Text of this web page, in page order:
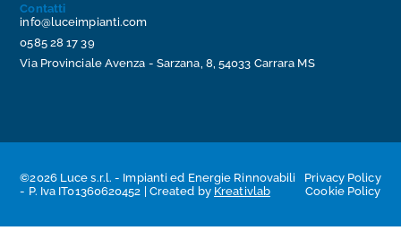
Contatti
info@luceimpianti.com
0585 28 17 39
Via Provinciale Avenza - Sarzana, 8, 54033 Carrara MS
©2026 Luce s.r.l. - Impianti ed Energie Rinnovabili
- P. Iva IT01360620452 | Created by Kreativlab
Privacy Policy
Cookie Policy